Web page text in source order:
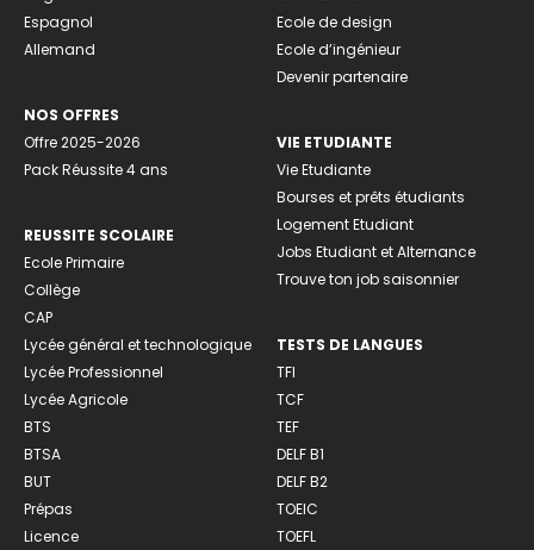
Espagnol
Allemand
NOS OFFRES
Offre 2025-2026
Pack Réussite 4 ans
REUSSITE SCOLAIRE
Ecole Primaire
Collège
CAP
Lycée général et technologique
Lycée Professionnel
Lycée Agricole
BTS
BTSA
BUT
Prépas
Licence
Ecole de design
Ecole d’ingénieur
Devenir partenaire
VIE ETUDIANTE
Vie Etudiante
Bourses et prêts étudiants
Logement Etudiant
Jobs Etudiant et Alternance
Trouve ton job saisonnier
TESTS DE LANGUES
TFI
TCF
TEF
DELF B1
DELF B2
TOEIC
TOEFL